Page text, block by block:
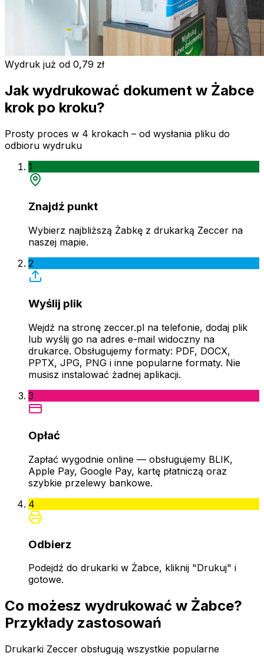
Wydruk już od 0,79 zł
Jak wydrukować dokument w Żabce
krok po kroku?
Prosty proces w 4 krokach – od wysłania pliku do
odbioru wydruku
1
Znajdź punkt
Wybierz najbliższą Żabkę z drukarką Zeccer na
naszej mapie.
2
Wyślij plik
Wejdź na stronę zeccer.pl na telefonie, dodaj plik
lub wyślij go na adres e-mail widoczny na
drukarce. Obsługujemy formaty: PDF, DOCX,
PPTX, JPG, PNG i inne popularne formaty. Nie
musisz instalować żadnej aplikacji.
3
Opłać
Zapłać wygodnie online — obsługujemy BLIK,
Apple Pay, Google Pay, kartę płatniczą oraz
szybkie przelewy bankowe.
4
Odbierz
Podejdź do drukarki w Żabce, kliknij "Drukuj" i
gotowe.
Co możesz wydrukować w Żabce?
Przykłady zastosowań
Drukarki Zeccer obsługują wszystkie popularne